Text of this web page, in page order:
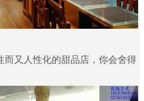
又人性化的甜品店，你会舍得